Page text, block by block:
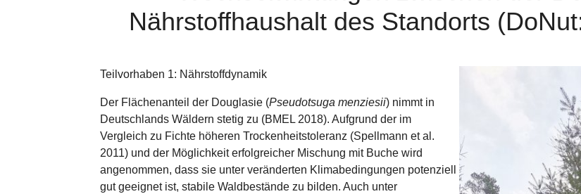
Nährstoffhaushalt des Standorts
Teilvorhaben 1: Nährstoffdynamik
Der Flächenanteil der Douglasie (Pseudotsuga menziesii) nimmt in
Deutschlands Wäldern stetig zu (BMEL 2018). Aufgrund der im
Vergleich zu Fichte höheren Trockenheitstoleranz (Spellmann et al.
2011) und der Möglichkeit erfolgreicher Mischung mit Buche wird
angenommen, dass sie unter veränderten Klimabedingungen potenziell
gut geeignet ist, stabile Waldbestände zu bilden. Auch unter